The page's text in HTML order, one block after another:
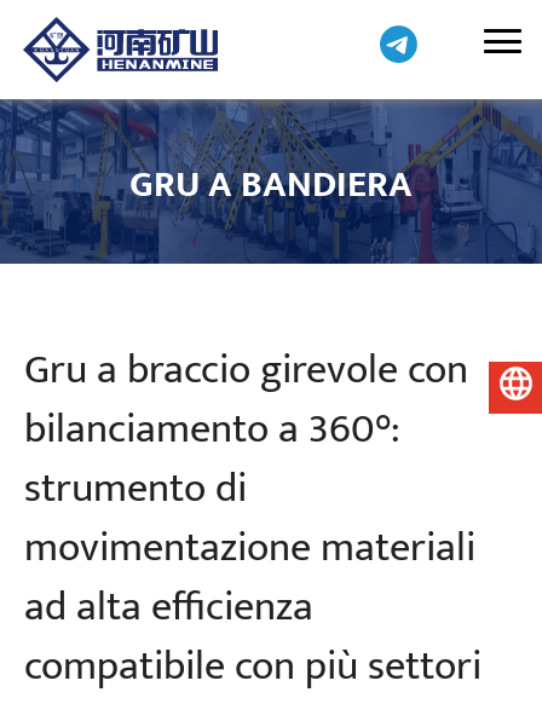
GRU A BANDIERA
Gru a braccio girevole con
bilanciamento a 360°:
strumento di
movimentazione materiali
ad alta efficienza
compatibile con più settori
Italiano